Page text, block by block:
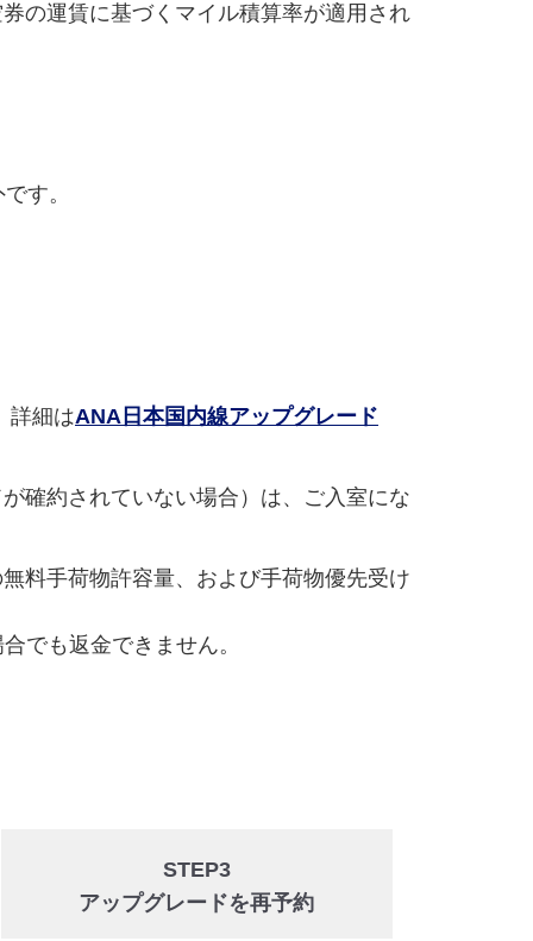
の運賃に基づくマイル積算率が適用され
す。
詳細はANA日本国内線アップグレード
確約されていない場合）は、ご入室にな
料手荷物許容量、および手荷物優先受け
でも返金できません。
STEP3
アップグレードを再予約